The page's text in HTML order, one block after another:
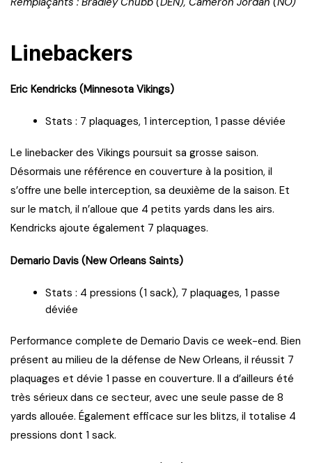
Linebackers
Eric Kendricks (Minnesota Vikings)
Stats : 7 plaquages, 1 interception, 1 passe déviée
Le linebacker des Vikings poursuit sa grosse saison.
Désormais une référence en couverture à la position, il
s’offre une belle interception, sa deuxième de la saison. Et
sur le match, il n’alloue que 4 petits yards dans les airs.
Kendricks ajoute également 7 plaquages.
Demario Davis (New Orleans Saints)
Stats : 4 pressions (1 sack), 7 plaquages, 1 passe
déviée
Performance complete de Demario Davis ce week-end. Bien
présent au milieu de la défense de New Orleans, il réussit 7
plaquages et dévie 1 passe en couverture. Il a d’ailleurs été
très sérieux dans ce secteur, avec une seule passe de 8
yards allouée. Également efficace sur les blitzs, il totalise 4
pressions dont 1 sack.